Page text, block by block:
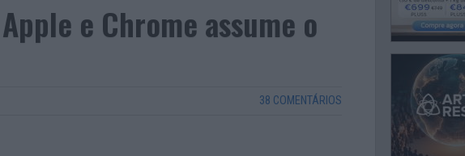
e Chrome assume o
38 COMENTÁRIOS